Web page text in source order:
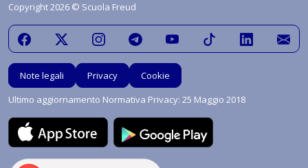
Copyright 2026 © Scuola Freud
Note legali Privacy
Cookie
Ultimo aggiornamento Normativa Privacy: 25 Maggio 2018